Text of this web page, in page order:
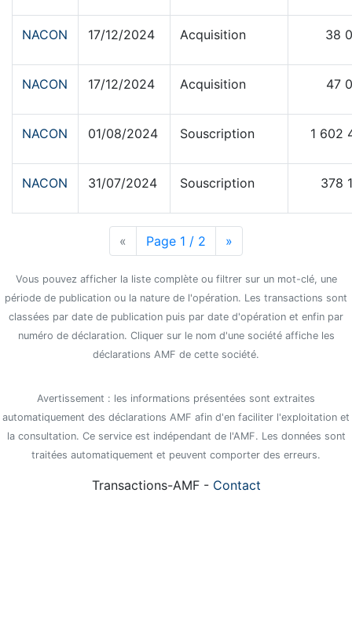
NACON 17/12/2024 Acquisition 38
NACON 17/12/2024 Acquisition 47
NACON 01/08/2024 Souscription 1 602
NACON 31/07/2024 Souscription 378
« Page précédente
Page 1 / 2 Page suivante
»
Vous pouvez afficher la liste complète ou filtrer sur un mot-clé, une
période de publication ou la nature de l'opération. Les transactions sont
classées par date de publication puis par date d'opération et enfin par
numéro de déclaration. Cliquer sur le nom d'une société affiche les
déclarations AMF de cette société.
Avertissement : les informations présentées sont extraites
automatiquement des déclarations AMF afin d'en faciliter l'exploitation et
la consultation. Ce service est indépendant de l'AMF. Les données sont
traitées automatiquement et peuvent comporter des erreurs.
Transactions-AMF - Contact